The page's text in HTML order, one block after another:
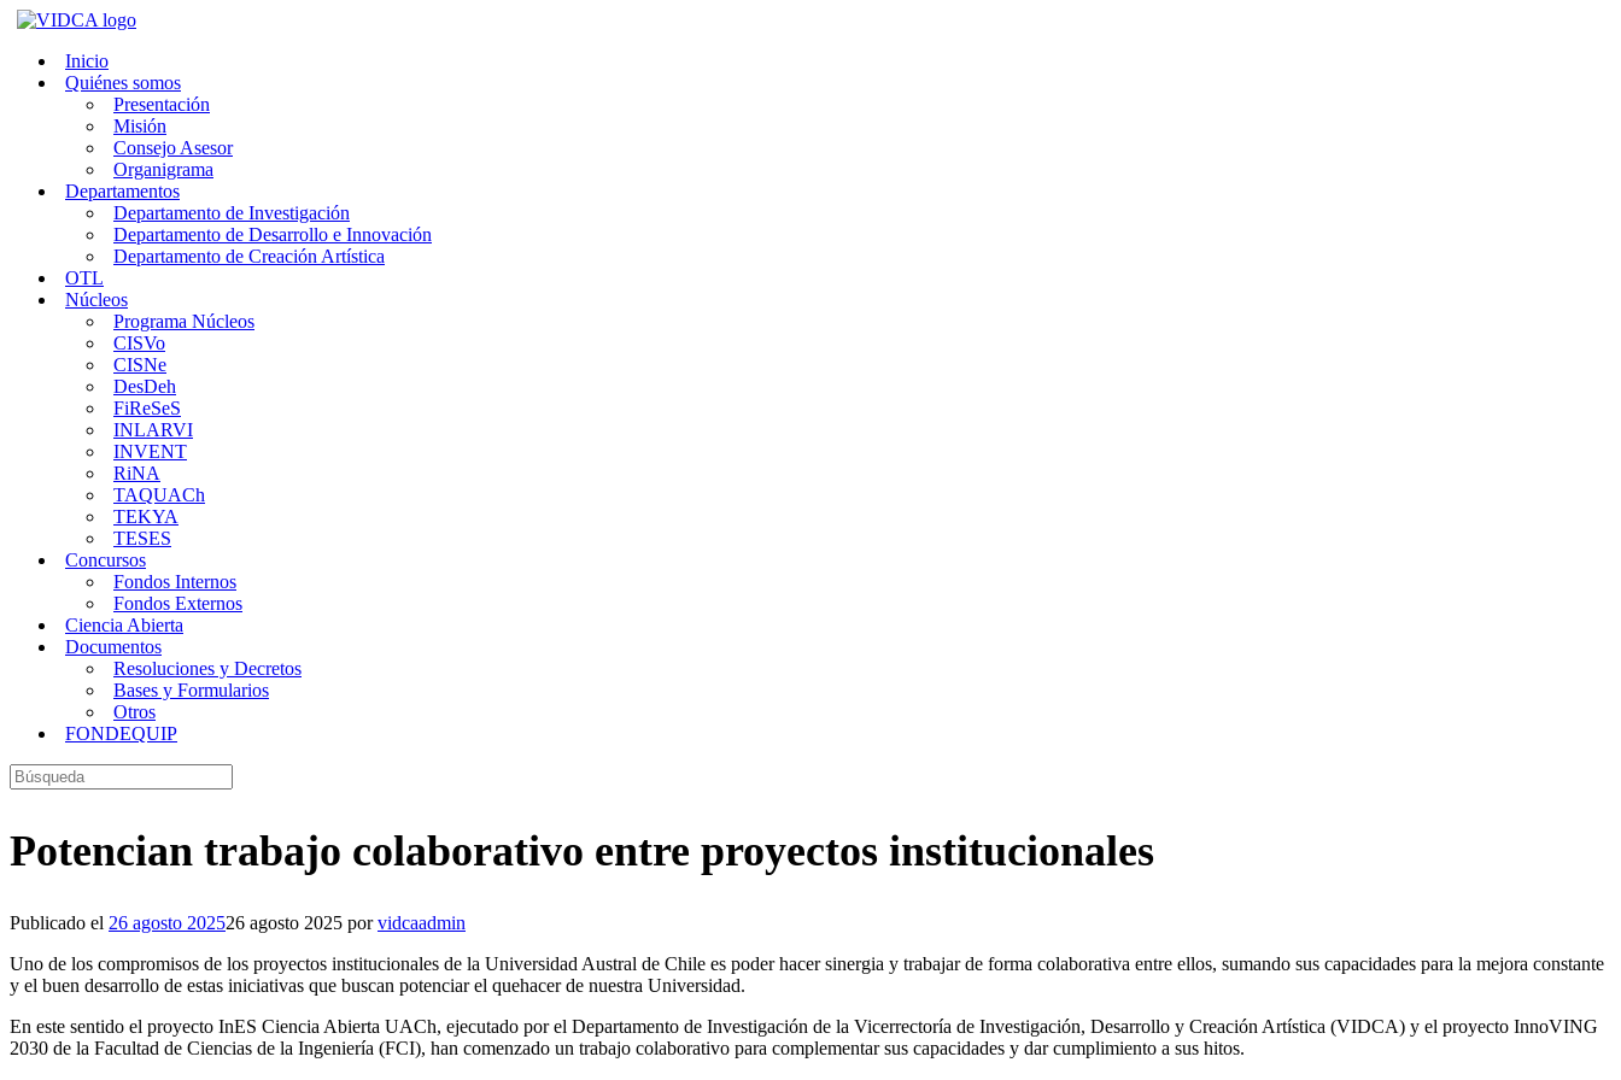
Saltar
contenidoInicio
Quiénes somos
Presentación
Misión
Consejo Asesor
Organigrama
Departamentos
Departamento de Investigación
Departamento de Desarrollo e Innovación
Departamento de Creación Artística
OTL
Núcleos
Programa Núcleos
CISVo
CISNe
DesDeh
FiReSeS
INLARVI
INVENT
RiNA
TAQUACh
TEKYA
TESES
Concursos
Fondos Internos
Fondos Externos
Ciencia Abierta
Documentos
Resoluciones y Decretos
Bases y Formularios
Otros
FONDEQUIP
Buscar:
Potencian trabajo colaborativo entre proyectos institucionales
Publicado el 26 agosto 202526 agosto 2025 porvidcaadmin
Uno de los compromisos de los proyectos institucionales de la Universidad Austral de Chile es poder hacer sinergia y trabajar de forma colaborativa entre ellos, sumando sus capacidades para la mejora constante
y el buen desarrollo de estas iniciativas que buscan potenciar el quehacer de nuestra Universidad.
En este sentido el proyecto InES Ciencia Abierta UACh, ejecutado por el Departamento de Investigación de la Vicerrectoría de Investigación, Desarrollo y Creación Artística (VIDCA) y el proyecto InnoVING
2030 de la Facultad de Ciencias de la Ingeniería (FCI), han comenzado un trabajo colaborativo para complementar sus capacidades y dar cumplimiento a sus hitos.